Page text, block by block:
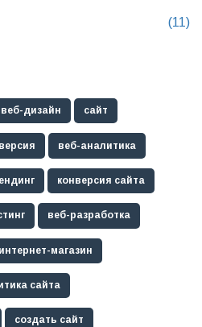
(11)
веб-дизайн сайт
веб-аналитика
конверсия сайта
веб-разработка
интернет-магазин
сайта
создать сайт